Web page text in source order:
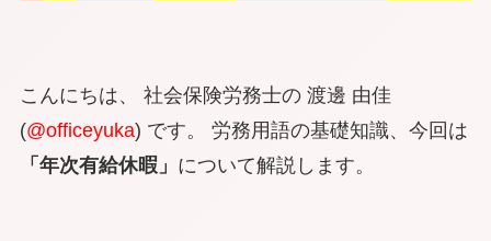
こんにちは、 社会保険労務士の 渡邊 由佳
(@officeyuka) です。 労務用語の基礎知識、今回は
「年次有給休暇」 について解説します。